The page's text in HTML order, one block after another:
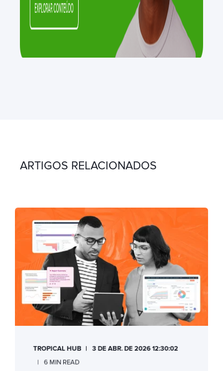
ARTIGOS RELACIONADOS
TROPICAL HUB
3 DE ABR. DE 2026 12:30:02
6 MIN READ